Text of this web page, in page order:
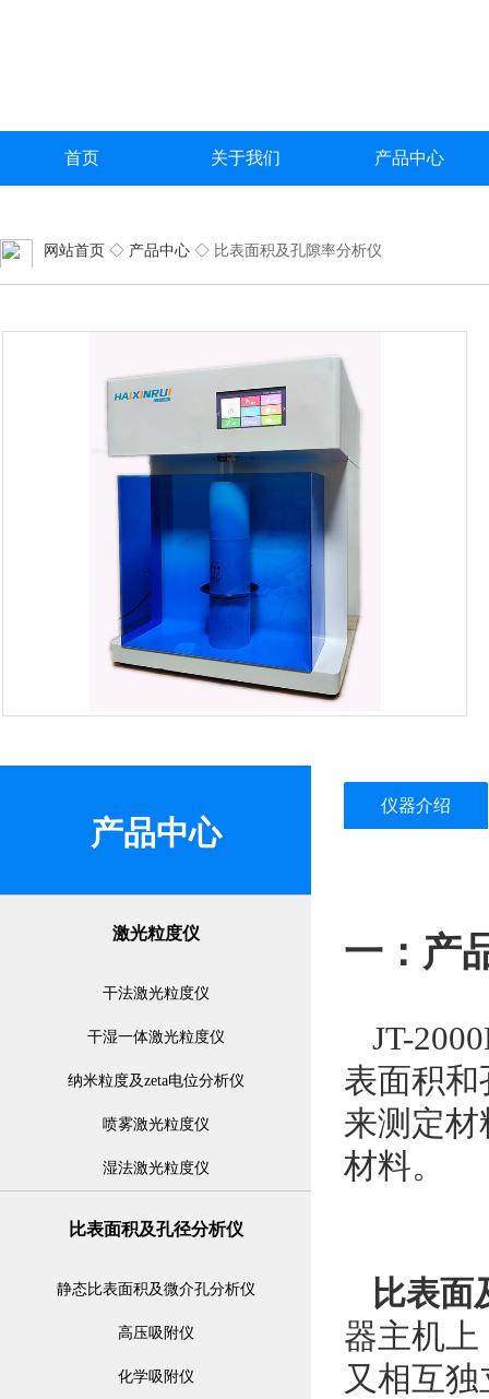
首页 关于我们 产品中心
网站首页 ◇ 产品中心 ◇ 比表面积及孔隙率分析仪
产品中心
激光粒度仪
干法激光粒度仪
干湿一体激光粒度仪
纳米粒度及zeta电位分析仪
喷雾激光粒度仪
湿法激光粒度仪
比表面积及孔径分析仪
静态比表面积及微介孔分析仪
高压吸附仪
化学吸附仪
仪器介绍
一：产
JT-
表面积
来测定
材料。
比表面
器主机
又相互